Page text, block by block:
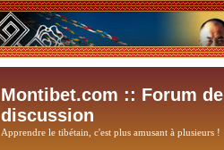
Montibet.com :: Forum de
discussion
Apprendre le tibétain, c'est plus amusant à plusieurs !